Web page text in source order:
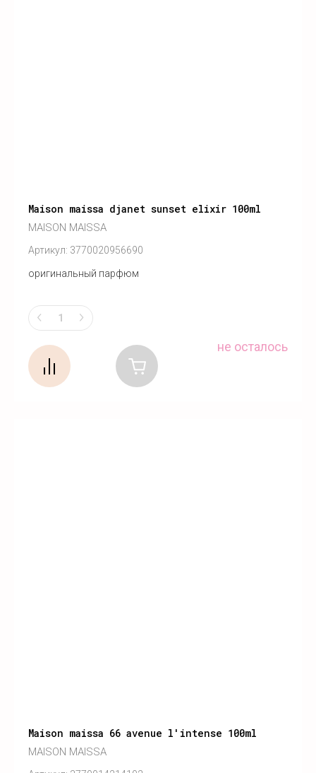
Maison maissa djanet sunset elixir 100ml
MAISON MAISSA
Артикул: 3770020956690
оригинальный парфюм
не осталось
Maison maissa 66 avenue l'intense 100ml
MAISON MAISSA